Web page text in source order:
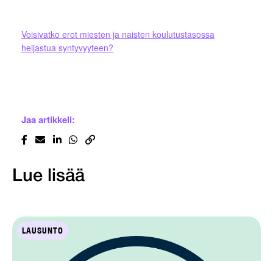
Voisivatko erot miesten ja naisten koulutustasossa
heijastua syntyvyyteen?
Jaa artikkeli:
Lue lisää
LAUSUNTO